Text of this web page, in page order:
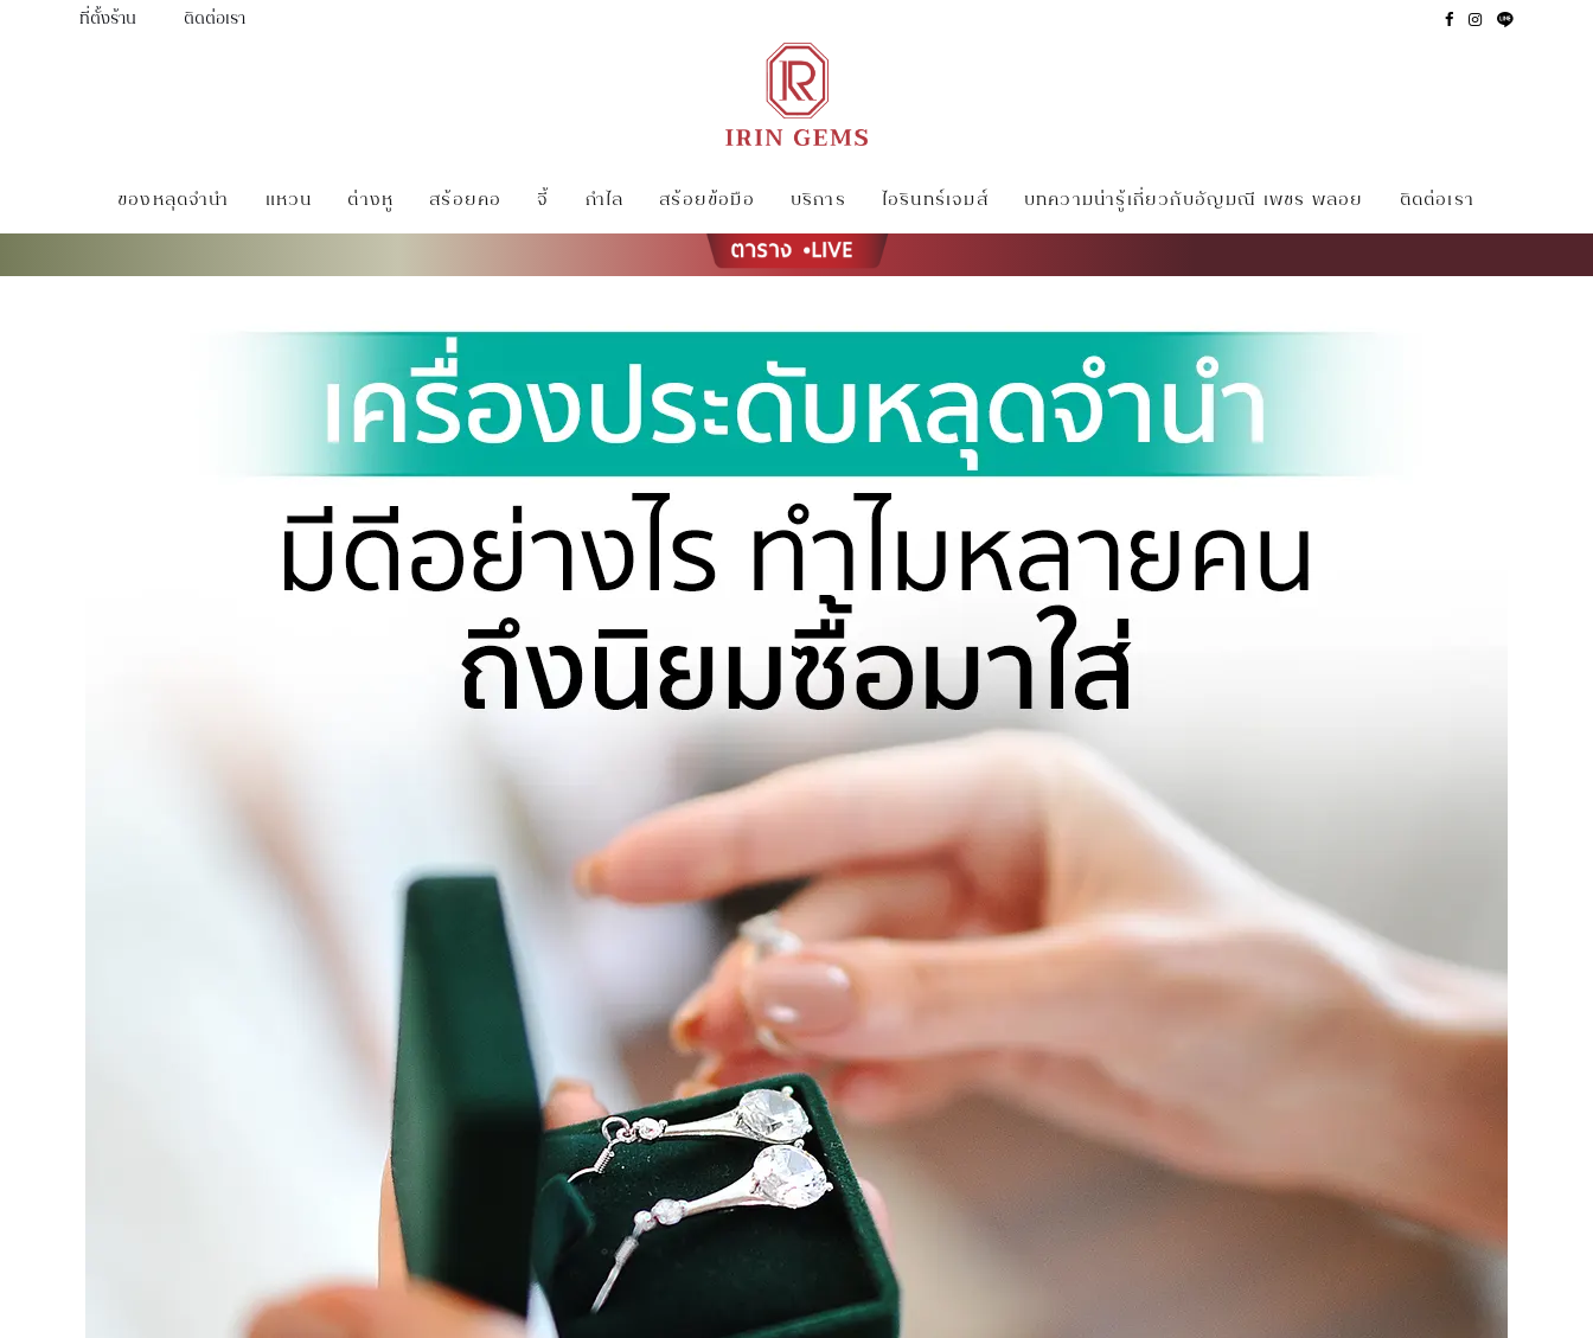
ที่ตั้งร้าน ติดต่อเรา
ของหลุดจำนำ แหวน ต่างหู สร้อยคอ จี้ กำไล สร้อยข้อมือ บริการ ไอรินทร์เจมส์ บทความน่ารู้เกี่ยวกับอัญมณี เพชร พลอย ติดต่อเรา